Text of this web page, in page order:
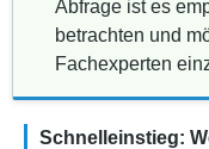
Abfrage ist es
betrachten und
Fachexperten
Schnelleinstieg: